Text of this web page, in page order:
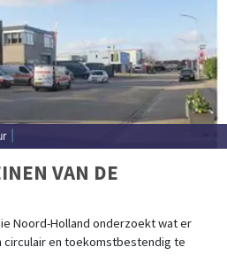
VAN DE
Noord-Holland onderzoekt wat er
en toekomstbestendig te